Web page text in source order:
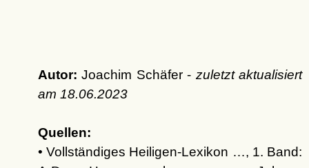
Autor: Joachim Schäfer - zuletzt aktualisiert
am 18.06.2023
Quellen:
• Vollständiges Heiligen-Lexikon …, 1. Band: